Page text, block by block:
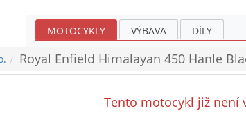
MOTOCYKLY VÝBAVA DÍLY
Royal Enfield Himalayan 450 Hanle
Tento motocykl již není